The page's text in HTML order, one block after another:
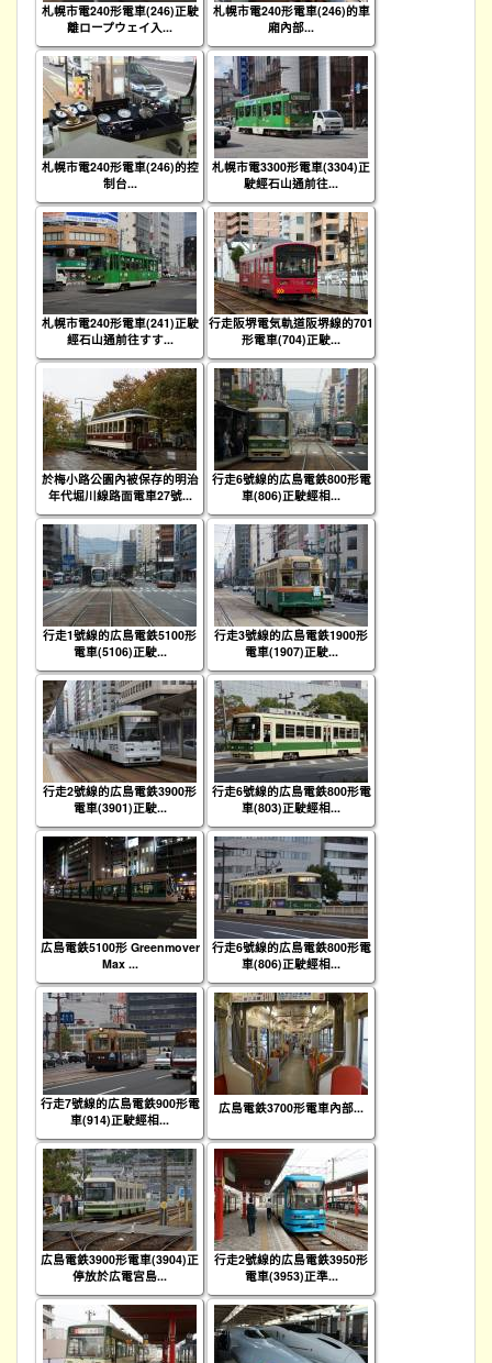
札幌市電240形電車(246)正駛
離ロープウェイ入...
札幌市電240形電車(246)的車
廂內部...
札幌市電240形電車(246)的控
制台...
札幌市電3300形電車(3304)正
駛經石山通前往...
札幌市電240形電車(241)正駛
經石山通前往すす...
行走阪堺電気軌道阪堺線的701
形電車(704)正駛...
於梅小路公園內被保存的明治
年代堀川線路面電車27號...
行走6號線的広島電鉄800形電
車(806)正駛經相...
行走1號線的広島電鉄5100形
電車(5106)正駛...
行走3號線的広島電鉄1900形
電車(1907)正駛...
行走2號線的広島電鉄3900形
電車(3901)正駛...
行走6號線的広島電鉄800形電
車(803)正駛經相...
広島電鉄5100形 Greenmover
Max ...
行走6號線的広島電鉄800形電
車(806)正駛經相...
行走7號線的広島電鉄900形電
車(914)正駛經相...
広島電鉄3700形電車內部...
広島電鉄3900形電車(3904)正
停放於広電宮島...
行走2號線的広島電鉄3950形
電車(3953)正準...